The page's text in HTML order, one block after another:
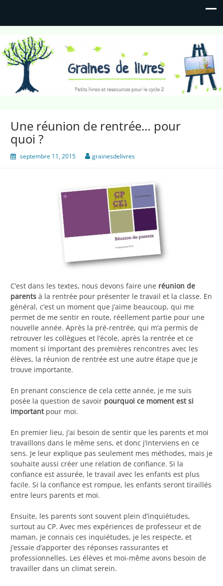
Graines de livres
Petits livres et ressources pour le cycle 2
Une réunion de rentrée… pour
quoi ?
septembre 11, 2015 grainesdelivres
C’est dans les textes, nous devons faire une réunion de
parents à la rentrée pour présenter le travail et la classe. En
général, c’est un moment que j’aime beaucoup, qui me
permet de me sentir en route, réellement partie pour une
nouvelle année. Après la pré-rentrée, qui m’a permis de
retrouver les collègues et l’école, après la rentrée et ce
moment si important des premières rencontres avec les
élèves, la réunion de rentrée est une autre étape que je
trouve importante.
En prenant conscience de cela cette année, je me suis
posée la question de savoir pourquoi ce moment est si
importantpour moi.
En premier lieu, j’ai besoin de sentir que les parents et moi
travaillons dans le même sens, et donc j’interviens en ce
sens. Je leur explique pas seulement mes méthodes, mais je
souhaite aussi créer une relation de confiance. Si la
confiance est assurée, le travail avec les enfants est plus
facile. Si la confiance est rompue, les enfants seront tiraillés
entre leurs parents et moi.
Ensuite, les parents sont souvent plein d’inquiétudes,
surtout au CP. Avec mes expériences de professeur et de
maman, je connais ces inquiétudes, je les respecte, et
j’essaie d’apporter des réponses rassurantes et
professionnelles. Les élèves et moi-même avons besoin de
travailler dans un climat serein.